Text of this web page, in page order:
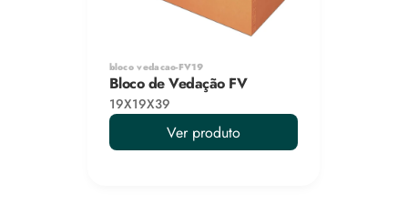
bloco vedacao-FV19
Bloco de Vedação FV
19X19X39
Ver produto